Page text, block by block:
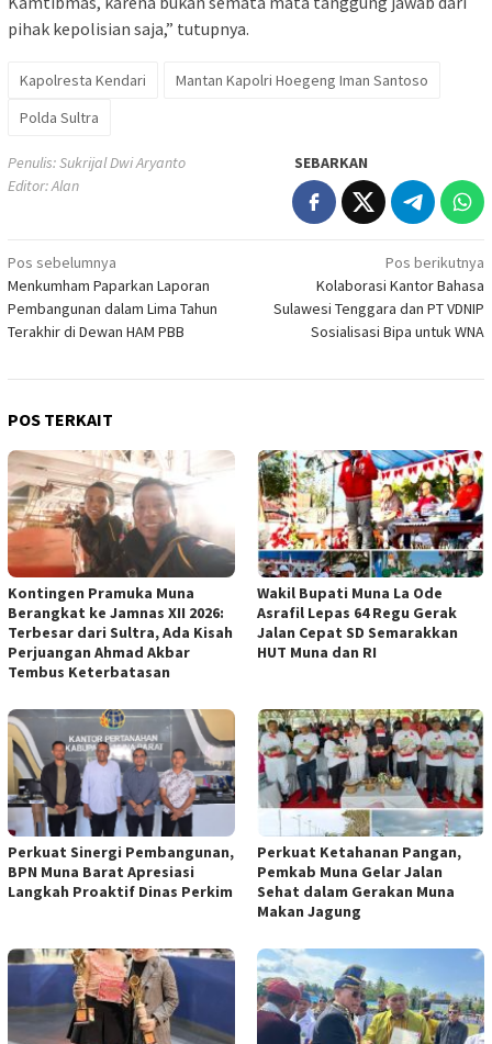
pihak kepolisian saja,” tutupnya.
Kapolresta Kendari
Mantan Kapolri Hoegeng Iman Santoso
Polda Sultra
Penulis: Sukrijal Dwi Aryanto
Editor: Alan
SEBARKAN
Navigasi
pos
Pos sebelumnya
Menkumham Paparkan Laporan
Pembangunan dalam Lima Tahun
Terakhir di Dewan HAM PBB
Pos berikutnya
Kolaborasi Kantor Bahasa
Sulawesi Tenggara dan PT VDNIP
Sosialisasi Bipa untuk WNA
POS TERKAIT
Kontingen Pramuka Muna
Berangkat ke Jamnas XII 2026:
Terbesar dari Sultra, Ada Kisah
Perjuangan Ahmad Akbar
Tembus Keterbatasan
Wakil Bupati Muna La Ode
Asrafil Lepas 64 Regu Gerak
Jalan Cepat SD Semarakkan
HUT Muna dan RI
Perkuat Sinergi Pembangunan,
BPN Muna Barat Apresiasi
Langkah Proaktif Dinas Perkim
Perkuat Ketahanan Pangan,
Pemkab Muna Gelar Jalan
Sehat dalam Gerakan Muna
Makan Jagung